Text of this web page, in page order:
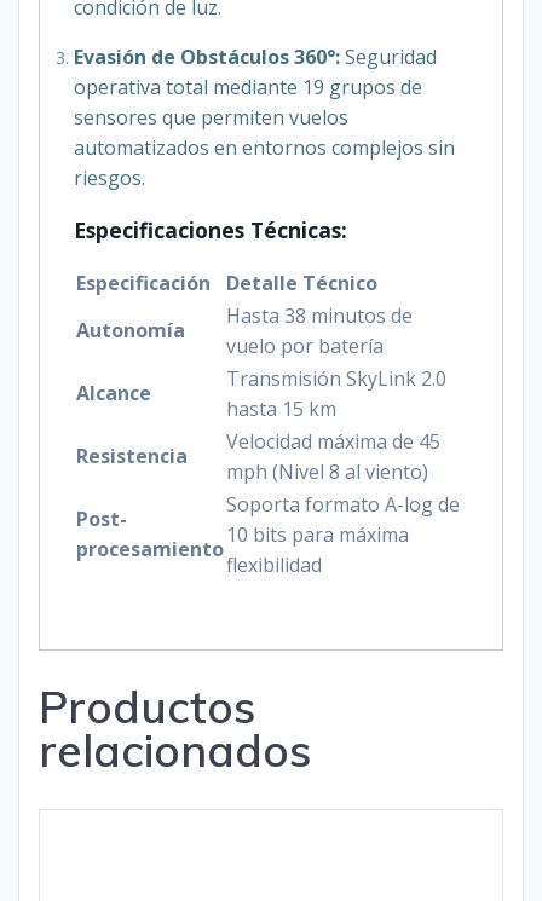
condición de luz.
Evasión de Obstáculos 360°:Seguridad
operativa total mediante 19 grupos de
sensores que permiten vuelos
automatizados en entornos complejos sin
riesgos.
Especificaciones Técnicas:
Especificación
Detalle Técnico
Autonomía
Hasta 38 minutos de
vuelo por batería
Alcance
Transmisión SkyLink 2.0
hasta 15 km
Resistencia
Velocidad máxima de 45
mph (Nivel 8 al viento)
Post-
procesamiento
Soporta formato A-log de
10 bits para máxima
flexibilidad
Productos
relacionados